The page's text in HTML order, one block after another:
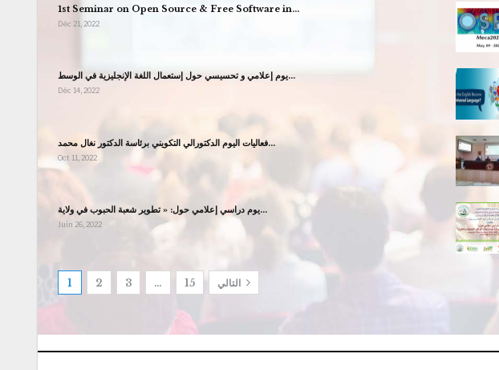
1st Seminar on Open Source & Free Software in…
Déc 21, 2022
يوم إعلامي و تحسيسي حول إستعمال اللغة الإنجليزية في الوسط…
Déc 14, 2022
فعاليات اليوم الدكتورالي التكويني برئاسة الدكتور نغال محمد…
Oct 11, 2022
يوم دراسي إعلامي حول: « تطوير شعبة الحبوب في ولاية…
Juin 26, 2022
1 2 3 … 15